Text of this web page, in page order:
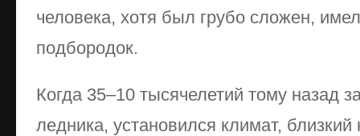
человека, хотя был грубо сложен,
подбородок.
Когда 35–10 тысячелетий тому назад
ледника, установился климат,